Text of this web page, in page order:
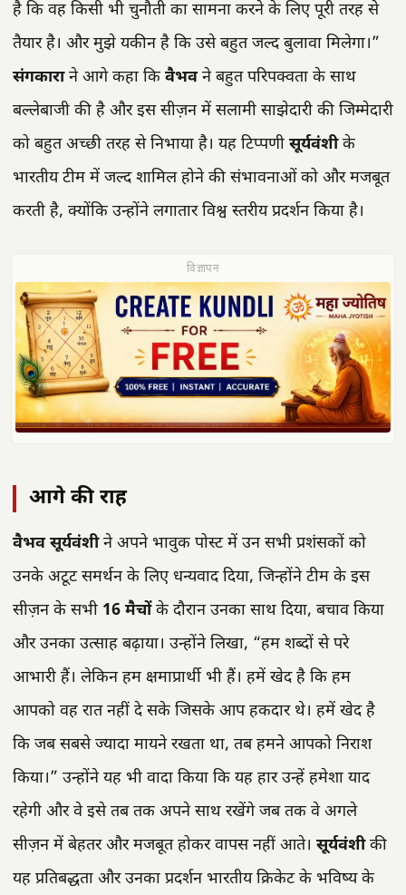
है कि वह किसी भी चुनौती का सामना करने के लिए पूरी तरह से
तैयार है। और मुझे यकीन है कि उसे बहुत जल्द बुलावा मिलेगा।”
संगकाराने आगे कहा कि वैभवने बहुत परिपक्वता के साथ
बल्लेबाजी की है और इस सीज़न में सलामी साझेदारी की जिम्मेदारी
को बहुत अच्छी तरह से निभाया है। यह टिप्पणी सूर्यवंशीके
भारतीय टीम में जल्द शामिल होने की संभावनाओं को और मजबूत
करती है, क्योंकि उन्होंने लगातार विश्व स्तरीय प्रदर्शन किया है।
विज्ञापन
आगे की राह
वैभव सूर्यवंशीने अपने भावुक पोस्ट में उन सभी प्रशंसकों को
उनके अटूट समर्थन के लिए धन्यवाद दिया, जिन्होंने टीम के इस
सीज़न के सभी 16 मैचोंके दौरान उनका साथ दिया, बचाव किया
और उनका उत्साह बढ़ाया। उन्होंने लिखा, “हम शब्दों से परे
आभारी हैं। लेकिन हम क्षमाप्रार्थी भी हैं। हमें खेद है कि हम
आपको वह रात नहीं दे सके जिसके आप हकदार थे। हमें खेद है
कि जब सबसे ज्यादा मायने रखता था, तब हमने आपको निराश
किया।” उन्होंने यह भी वादा किया कि यह हार उन्हें हमेशा याद
रहेगी और वे इसे तब तक अपने साथ रखेंगे जब तक वे अगले
सीज़न में बेहतर और मजबूत होकर वापस नहीं आते। सूर्यवंशीकी
यह प्रतिबद्धता और उनका प्रदर्शन भारतीय क्रिकेट के भविष्य के